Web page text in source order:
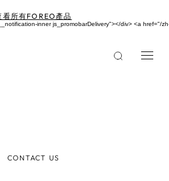
看所有FOREO產品
inner js_promobarDelivery"></div> <a href="/
CONTACT US